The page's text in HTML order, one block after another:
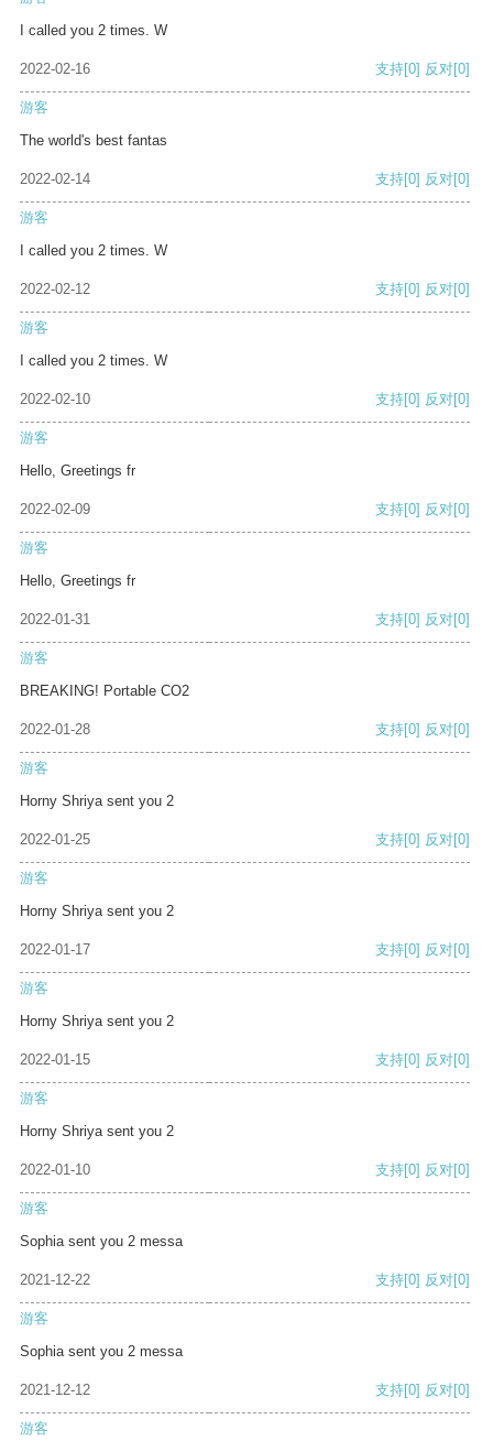
I called you 2 times. W
2022-02-16 支持[0] 反对[0]
游客
The world's best fantas
2022-02-14 支持[0] 反对[0]
游客
I called you 2 times. W
2022-02-12 支持[0] 反对[0]
游客
I called you 2 times. W
2022-02-10 支持[0] 反对[0]
游客
Hello, Greetings fr
2022-02-09 支持[0] 反对[0]
游客
Hello, Greetings fr
2022-01-31 支持[0] 反对[0]
游客
BREAKING! Portable CO2
2022-01-28 支持[0] 反对[0]
游客
Horny Shriya sent you 2
2022-01-25 支持[0] 反对[0]
游客
Horny Shriya sent you 2
2022-01-17 支持[0] 反对[0]
游客
Horny Shriya sent you 2
2022-01-15 支持[0] 反对[0]
游客
Horny Shriya sent you 2
2022-01-10 支持[0] 反对[0]
游客
Sophia sent you 2 messa
2021-12-22 支持[0] 反对[0]
游客
Sophia sent you 2 messa
2021-12-12 支持[0] 反对[0]
游客